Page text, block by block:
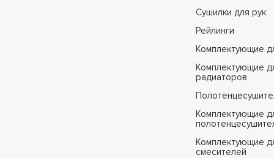
Сушилки для рук
Рейлинги
Комплектующие
Комплектующие
радиаторов
Комплектующие
Комплектующие
смесителей